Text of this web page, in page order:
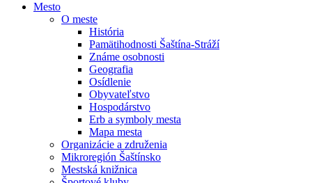
Mesto
O meste
História
Pamätihodnosti Šaštína-Stráží
Známe osobnosti
Geografia
Osídlenie
Obyvateľstvo
Hospodárstvo
Erb a symboly mesta
Mapa mesta
Organizácie a združenia
Mikroregión Šaštínsko
Mestská knižnica